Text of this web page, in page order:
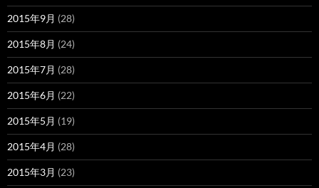
2015年9月 (28)
2015年8月 (24)
2015年7月 (28)
2015年6月 (22)
2015年5月 (19)
2015年4月 (28)
2015年3月 (23)